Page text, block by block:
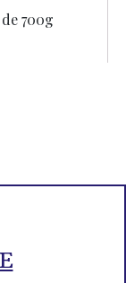
700g